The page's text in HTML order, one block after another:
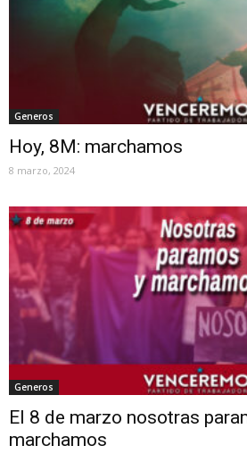
Generos
Hoy, 8M: marchamos
8 marzo, 2024
Generos
El 8 de marzo nosotras
marchamos